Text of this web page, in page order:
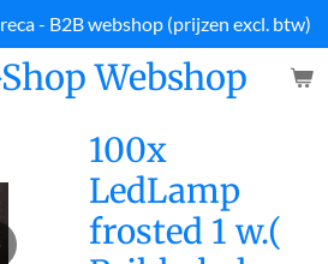
Webshop
- B2B webshop (prijzen excl. btw)
100x
LedLamp
frosted 1 w.(